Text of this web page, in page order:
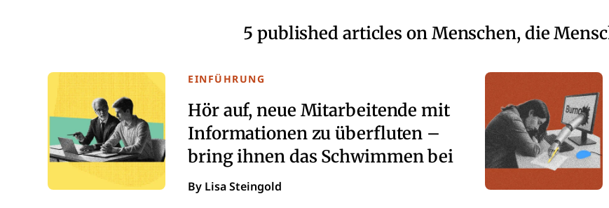
5 published articles on Menschen, die
EINFÜHRUNG
Hör auf, neue Mitarbeitende mit
Informationen zu überfluten –
bring ihnen das Schwimmen bei
By Lisa Steingold